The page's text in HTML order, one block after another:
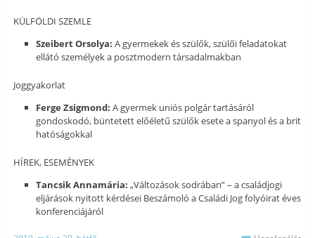
KÜLFÖLDI SZEMLE
Szeibert Orsolya:A gyermekek és szülők, szülői feladatokat
ellátó személyek a posztmodern társadalmakban
Joggyakorlat
Ferge Zsigmond: A gyermek uniós polgár tartásáról
gondoskodó, büntetett előéletű szülők esete a spanyol és a brit
hatóságokkal
HÍREK, ESEMÉNYEK
Tancsik Annamária: „Változások sodrában” – a családjogi
eljárások nyitott kérdései Beszámoló a Családi Jog folyóirat éves
konferenciájáról